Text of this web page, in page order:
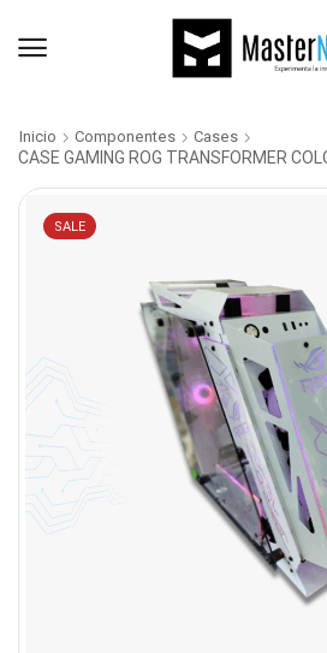
Inicio Componentes Cases
CASE GAMING ROG TRANSFORMER
SALE